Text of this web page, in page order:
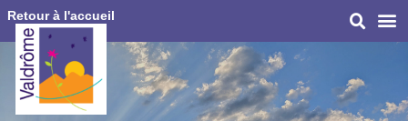
Retour à l'accueil